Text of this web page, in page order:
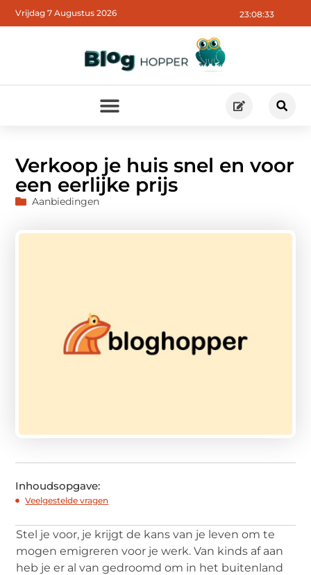
23:08:35
Vrijdag 7 Augustus 2026
Verkoop je huis snel en voor
een eerlijke prijs
Aanbiedingen
Inhoudsopgave:
Veelgestelde vragen
Stel je voor, je krijgt de kans van je leven om te
mogen emigreren voor je werk. Van kinds af aan
heb je er al van gedroomd om in het buitenland